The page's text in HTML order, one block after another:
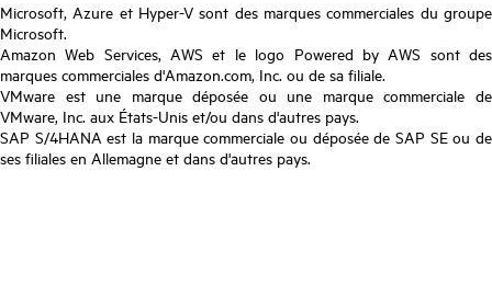
Microsoft, Azure et Hyper-V sont des marques commerciales du groupe
Microsoft.
Amazon Web Services, AWS et le logo Powered by AWS sont des
marques commerciales d'Amazon.com, Inc. ou de sa filiale.
VMware est une marque déposée ou une marque commerciale de
VMware, Inc. aux États-Unis et/ou dans d'autres pays.
SAP S/4HANA est la marque commerciale ou déposée de SAP SE ou de
ses filiales en Allemagne et dans d'autres pays.